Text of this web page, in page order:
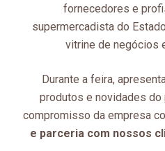
fornecedores e
supermercadista do
vitrine de negócios
Durante a feira,
produtos e novidades
compromisso da empresa
e parceria com nossos